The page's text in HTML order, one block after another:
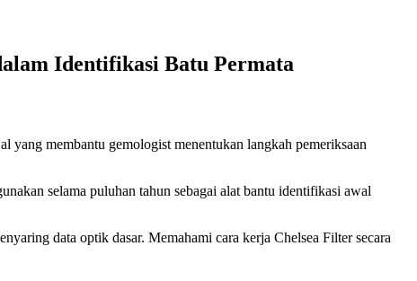
Identifikasi Batu Permata
yang membantu gemologist menentukan langkah pemeriksaan
selama puluhan tahun sebagai alat bantu identifikasi awal
data optik dasar. Memahami cara kerja Chelsea Filter secara